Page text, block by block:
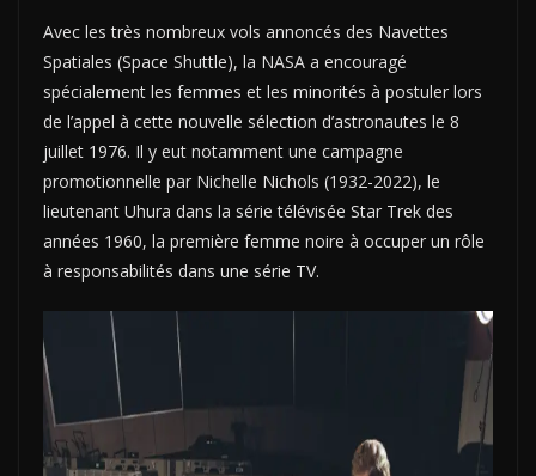
Avec les très nombreux vols annoncés des Navettes
Spatiales (Space Shuttle), la NASA a encouragé
spécialement les femmes et les minorités à postuler lors
de l’appel à cette nouvelle sélection d’astronautes le 8
juillet 1976. Il y eut notamment une campagne
promotionnelle par Nichelle Nichols (1932-2022), le
lieutenant Uhura dans la série télévisée Star Trek des
années 1960, la première femme noire à occuper un rôle
à responsabilités dans une série TV.